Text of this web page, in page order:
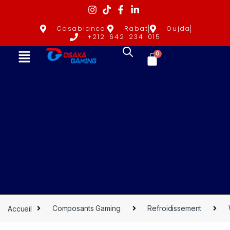
Casablanca Rabat
Oujda
+212 642 234 015
0
Accueil Composants Gaming Refroidissement